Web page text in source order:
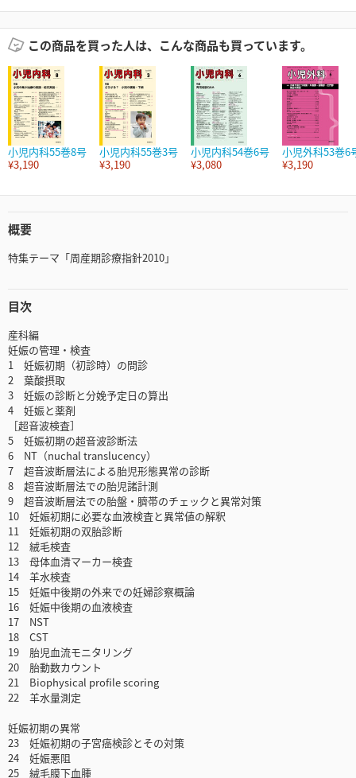
この商品を買った人は、こんな商品も買っています。
小児内科55巻8号
¥3,190
小児内科55巻3号
¥3,190
小児内科54巻6号
¥3,080
小児外科53巻6
¥3,190
概要
特集テーマ「周産期診療指針2010」
目次
産科編
妊娠の管理・検査
1 妊娠初期（初診時）の問診
2 葉酸摂取
3 妊娠の診断と分娩予定日の算出
4 妊娠と薬剤
［超音波検査］
5 妊娠初期の超音波診断法
6 NT（nuchal translucency）
7 超音波断層法による胎児形態異常の診断
8 超音波断層法での胎児諸計測
9 超音波断層法での胎盤・臍帯のチェックと異常対策
10 妊娠初期に必要な血液検査と異常値の解釈
11 妊娠初期の双胎診断
12 絨毛検査
13 母体血清マーカー検査
14 羊水検査
15 妊娠中後期の外来での妊婦診察概論
16 妊娠中後期の血液検査
17 NST
18 CST
19 胎児血流モニタリング
20 胎動数カウント
21 Biophysical profile scoring
22 羊水量測定
妊娠初期の異常
23 妊娠初期の子宮癌検診とその対策
24 妊娠悪阻
25 絨毛膜下血腫